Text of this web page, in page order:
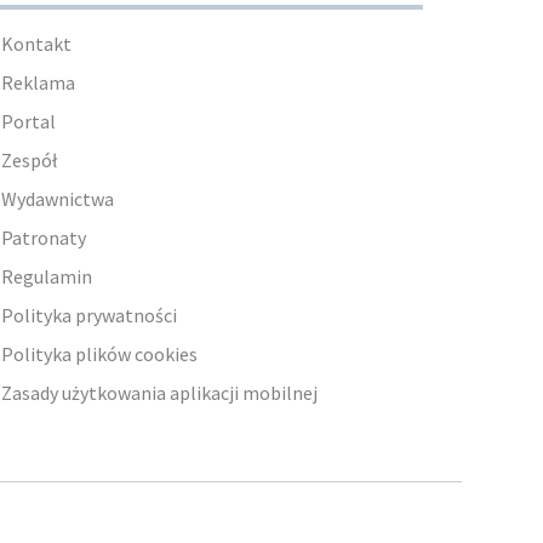
Kontakt
Reklama
Portal
Zespół
Wydawnictwa
Patronaty
Regulamin
Polityka prywatności
Polityka plików cookies
Zasady użytkowania aplikacji mobilnej